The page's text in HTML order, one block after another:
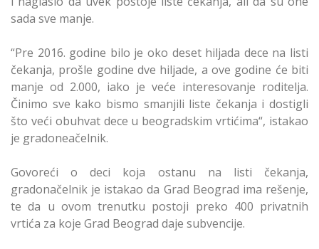
sada sve manje.
“Pre 2016. godine bilo je oko deset hiljada dece na listi
čekanja, prošle godine dve hiljade, a ove godine će biti
manje od 2.000, iako je veće interesovanje roditelja.
Činimo sve kako bismo smanjili liste čekanja i dostigli
što veći obuhvat dece u beogradskim vrtićima“, istakao
je gradoneačelnik.
Govoreći o deci koja ostanu na listi čekanja,
gradonačelnik je istakao da Grad Beograd ima rešenje,
te da u ovom trenutku postoji preko 400 privatnih
vrtića za koje Grad Beograd daje subvencije.